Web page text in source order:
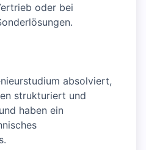
oder bei
absolviert,
strukturiert und
haben ein